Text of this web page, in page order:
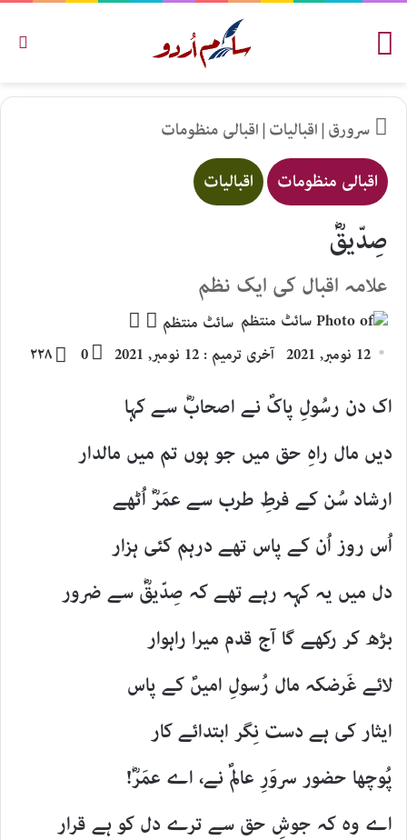
سرورق|اقبالیات|اقبالی منظومات
اقبالی منظومات اقبالیات
صِدّیقؓ
علامہ اقبال کی ایک نظم
سائٹ منتظم
Follow
X
email
12 نومبر, 2021 آخری ترمیم : 12 نومبر, 2021 0 ۲۲۸
اک دن رسُولِ پاکؐ نے اصحابؓ سے کہا
دیں مال راہِ حق میں جو ہوں تم میں مالدار
ارشاد سُن کے فرطِ طرب سے عمَرؓ اُٹھے
اُس روز اُن کے پاس تھے درہم کئی ہزار
دل میں یہ کہہ رہے تھے کہ صِدّیقؓ سے ضرور
بڑھ کر رکھے گا آج قدم میرا راہوار
لائے غَرضکہ مال رُسولِ امیںؐ کے پاس
ایثار کی ہے دست نِگر ابتدائے کار
پُوچھا حضور سروَرِ عالمؐ نے، اے عمَرؓ!
اے وہ کہ جوشِ حق سے ترے دل کو ہے قرار